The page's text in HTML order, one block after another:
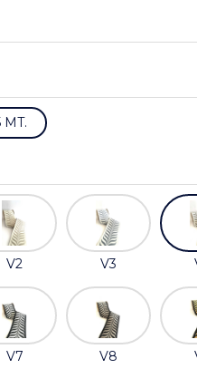
MT.
V2 V3
V7 V8